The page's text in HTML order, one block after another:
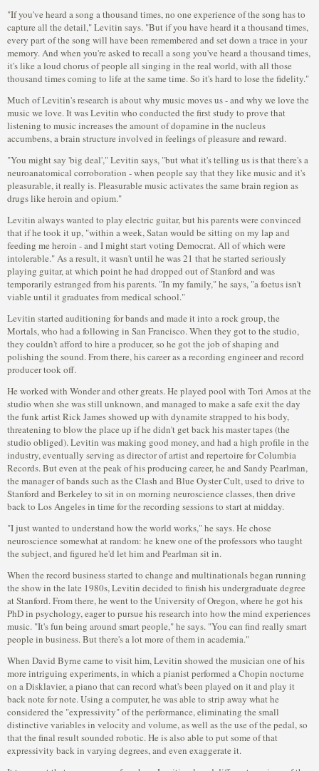
"If you've heard a song a thousand times, no one experience of the song has to
capture all the detail," Levitin says. "But if you have heard it a thousand times,
every part of the song will have been remembered and set down a trace in your
memory. And when you're asked to recall a song you've heard a thousand times,
it's like a loud chorus of people all singing in the real world, with all those
thousand times coming to life at the same time. So it's hard to lose the fidelity."
Much of Levitin's research is about why music moves us - and why we love the
music we love. It was Levitin who conducted the first study to prove that
listening to music increases the amount of dopamine in the nucleus
accumbens, a brain structure involved in feelings of pleasure and reward.
"You might say 'big deal'," Levitin says, "but what it's telling us is that there's a
neuroanatomical corroboration - when people say that they like music and it's
pleasurable, it really is. Pleasurable music activates the same brain region as
drugs like heroin and opium."
Levitin always wanted to play electric guitar, but his parents were convinced
that if he took it up, "within a week, Satan would be sitting on my lap and
feeding me heroin - and I might start voting Democrat. All of which were
intolerable." As a result, it wasn't until he was 21 that he started seriously
playing guitar, at which point he had dropped out of Stanford and was
temporarily estranged from his parents. "In my family," he says, "a foetus isn't
viable until it graduates from medical school."
Levitin started auditioning for bands and made it into a rock group, the
Mortals, who had a following in San Francisco. When they got to the studio,
they couldn't afford to hire a producer, so he got the job of shaping and
polishing the sound. From there, his career as a recording engineer and record
producer took off.
He worked with Wonder and other greats. He played pool with Tori Amos at the
studio when she was still unknown, and managed to make a safe exit the day
the funk artist Rick James showed up with dynamite strapped to his body,
threatening to blow the place up if he didn't get back his master tapes (the
studio obliged). Levitin was making good money, and had a high profile in the
industry, eventually serving as director of artist and repertoire for Columbia
Records. But even at the peak of his producing career, he and Sandy Pearlman,
the manager of bands such as the Clash and Blue Oyster Cult, used to drive to
Stanford and Berkeley to sit in on morning neuroscience classes, then drive
back to Los Angeles in time for the recording sessions to start at midday.
"I just wanted to understand how the world works," he says. He chose
neuroscience somewhat at random: he knew one of the professors who taught
the subject, and figured he'd let him and Pearlman sit in.
When the record business started to change and multinationals began running
the show in the late 1980s, Levitin decided to finish his undergraduate degree
at Stanford. From there, he went to the University of Oregon, where he got his
PhD in psychology, eager to pursue his research into how the mind experiences
music. "It's fun being around smart people," he says. "You can find really smart
people in business. But there's a lot more of them in academia."
When David Byrne came to visit him, Levitin showed the musician one of his
more intriguing experiments, in which a pianist performed a Chopin nocturne
on a Disklavier, a piano that can record what's been played on it and play it
back note for note. Using a computer, he was able to strip away what he
considered the "expressivity" of the performance, eliminating the small
distinctive variables in velocity and volume, as well as the use of the pedal, so
that the final result sounded robotic. He is also able to put some of that
expressivity back in varying degrees, and even exaggerate it.